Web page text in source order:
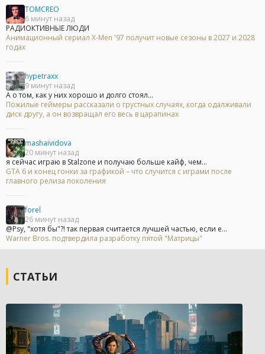
TOMCREO
6 минут назад
РАДИОКТИВНЫЕ ЛЮДИ
Анимационный сериал X-Men '97 получит новые сезоны в 2027 и 2028
годах
hypetraxx
9 минут назад
А о том, как у них хорошо и долго стоял...
Пожилые геймеры рассказали о грустных случаях, когда одалживали
диск другу, а он возвращал его весь в царапинах
mashaividova
20 минут назад
я сейчас играю в Stalzone и получаю больше кайф, чем...
GTA 6 и конец гонки за графикой – что случится с играми после
главного релиза поколения
forel
26 минут назад
@Psy, "хотя бы"?! так первая считается лучшей частью, если е...
Warner Bros. подтвердила разработку пятой "Матрицы"
СТАТЬИ